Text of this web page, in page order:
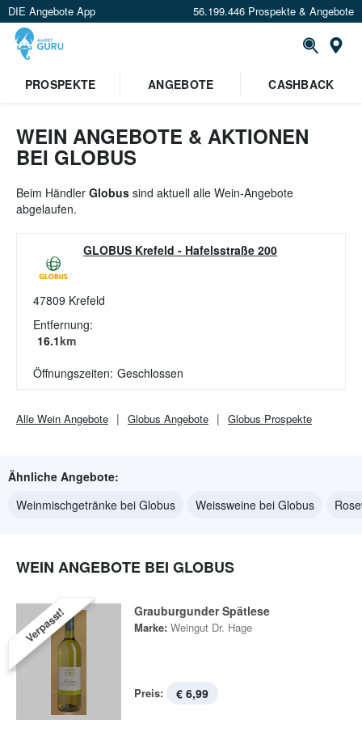
DIE Angebote App 56.199.446 Prospekte & Angebote
Standort festlegen
PROSPEKTE ANGEBOTE CASHBACK
WEIN ANGEBOTE & AKTIONEN
BEI GLOBUS
Beim Händler Globus sind aktuell alle Wein-Angebote
abgelaufen.
GLOBUS Krefeld - Hafelsstraße 200
47809 Krefeld
Entfernung:
16.1km
Öffnungszeiten: Geschlossen
Alle Wein Angebote Globus Angebote Globus Prospekte
Ähnliche Angebote:
Weinmischgetränke bei Globus
Weissweine bei Globus
WEIN ANGEBOTE BEI GLOBUS
Verpasst! Grauburgunder Spätlese
Marke: Weingut Dr. Hage
Preis: € 6,99